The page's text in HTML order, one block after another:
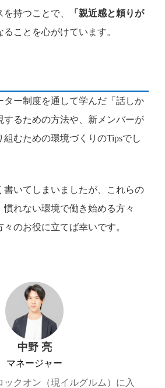
持つことで、
「親近感と頼りが
ることを心がけています。
ター制度を通して学んだ「話しか
するための方法や、新メンバーが
むための環境づくりのTipsでし
書いてしまいましたが、これらの
れない環境で働き始める方々
のお役に立てば幸いです。
中野 亮
マネージャー
ックオン（現イルグルム）に入